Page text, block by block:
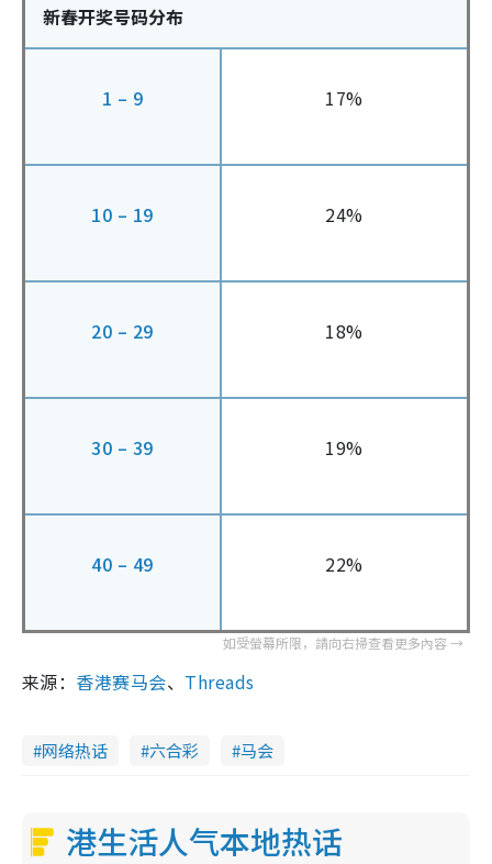
新春开奖号码分布
1 – 9 17%
10 – 19 24%
20 – 29 18%
30 – 39 19%
40 – 49 22%
来源： 香港赛马会、 Threads
网络热话 六合彩 马会
港生活人气本地热话